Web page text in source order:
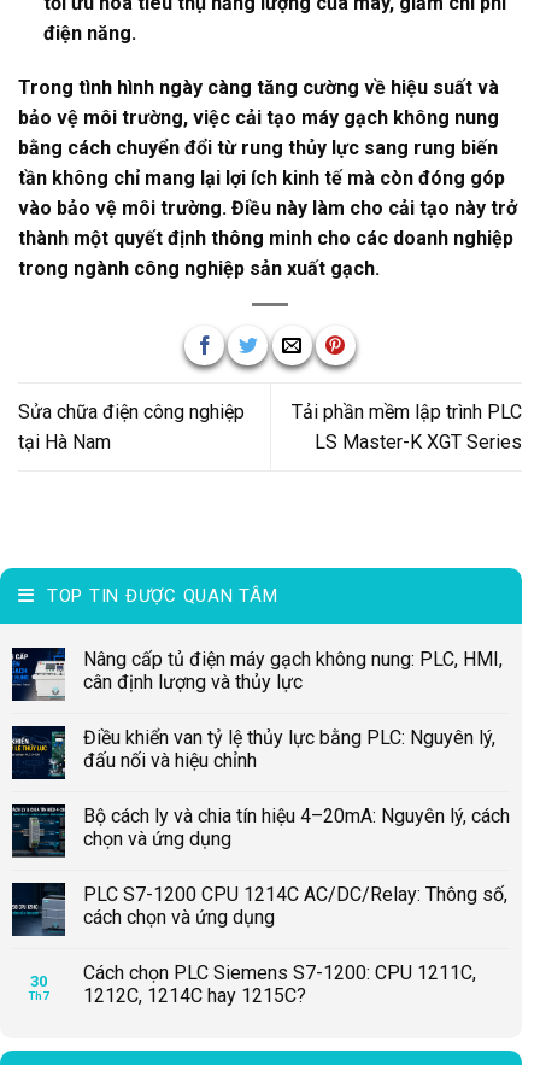
điện năng.
Trong tình hình ngày càng tăng cường về hiệu suất và
bảo vệ môi trường, việc cải tạo máy gạch không nung
bằng cách chuyển đổi từ rung thủy lực sang rung biến
tần không chỉ mang lại lợi ích kinh tế mà còn đóng góp
vào bảo vệ môi trường. Điều này làm cho cải tạo này trở
thành một quyết định thông minh cho các doanh nghiệp
trong ngành công nghiệp sản xuất gạch.
Sửa chữa điện công nghiệp
tại Hà Nam
Tải phần mềm lập trình PLC
LS Master-K XGT Series
TOP TIN ĐƯỢC QUAN TÂM
Nâng cấp tủ điện máy gạch không nung: PLC, HMI,
cân định lượng và thủy lực
Điều khiển van tỷ lệ thủy lực bằng PLC: Nguyên lý,
đấu nối và hiệu chỉnh
Bộ cách ly và chia tín hiệu 4–20mA: Nguyên lý, cách
chọn và ứng dụng
PLC S7-1200 CPU 1214C AC/DC/Relay: Thông số,
cách chọn và ứng dụng
30
Th7
Cách chọn PLC Siemens S7-1200: CPU 1211C,
1212C, 1214C hay 1215C?